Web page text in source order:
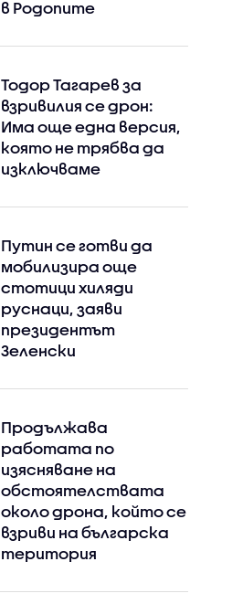
Facebook
в Родопите
Тодор Тагарев за
взривилия се дрон:
Има още една версия,
която не трябва да
изключваме
Путин се готви да
мобилизира още
стотици хиляди
руснаци, заяви
президентът
Зеленски
Продължава
работата по
изясняване на
обстоятелствата
около дрона, който се
взриви на българска
територия